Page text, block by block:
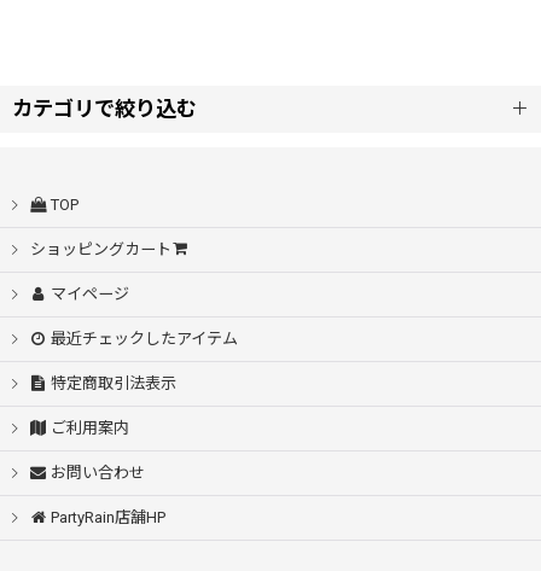
表示数 :
カテゴリで絞り込む
折りたたみ傘
TOP
ショッピングカート
マイページ
最近チェックしたアイテム
特定商取引法表示
ご利用案内
お問い合わせ
PartyRain店舗HP